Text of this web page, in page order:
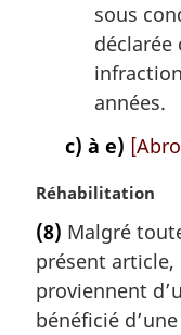
sous
déclarée
années.
c) à e)
N
t
e
m
a
Réhabilitation
(8) Malgré
présent article,
proviennent
bénéficié